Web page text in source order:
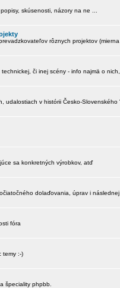
skúsenosti, názory na ne ...
rôznych projektov
či inej scény - info najmä o
udalostiach v histórii Česko-Slovenského
sa konkretných výrobkov, atď
dolaďovania, úprav i
fóra
temy :-)
špeciality phpbb.